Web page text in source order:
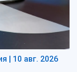
| 10 авг. 2026